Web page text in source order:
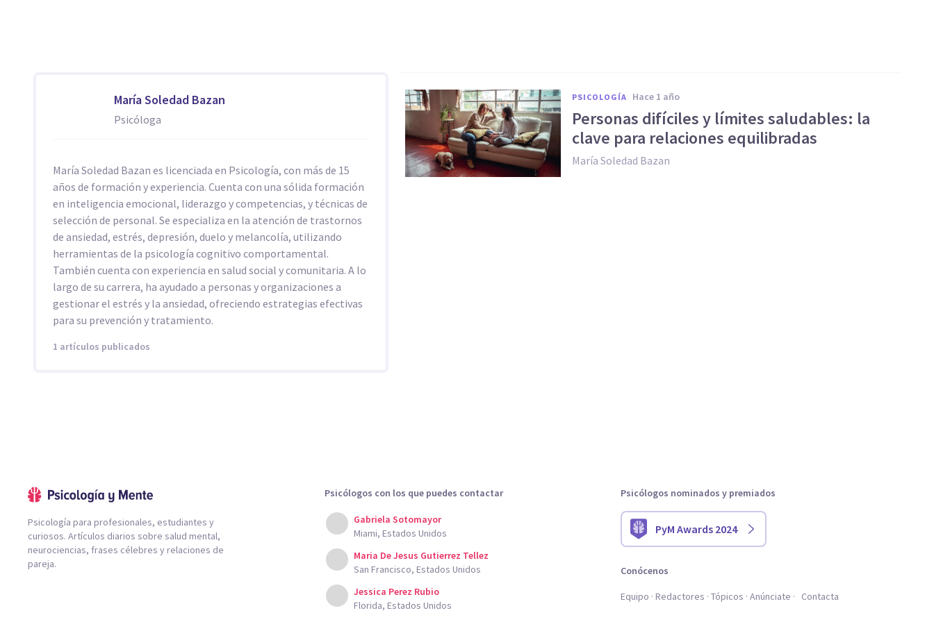
María Soledad Bazan
Psicóloga
María Soledad Bazan es licenciada en Psicología, con más de 15
años de formación y experiencia. Cuenta con una sólida formación
en inteligencia emocional, liderazgo y competencias, y técnicas de
selección de personal. Se especializa en la atención de trastornos
de ansiedad, estrés, depresión, duelo y melancolía, utilizando
herramientas de la psicología cognitivo comportamental.
También cuenta con experiencia en salud social y comunitaria. A lo
largo de su carrera, ha ayudado a personas y organizaciones a
gestionar el estrés y la ansiedad, ofreciendo estrategias efectivas
para su prevención y tratamiento.
1 artículos publicados
PSICOLOGÍA hace 1 año
Personas difíciles y límites saludables: la
clave para relaciones equilibradas
María Soledad Bazan
Psicología para profesionales, estudiantes y
curiosos. Artículos diarios sobre salud mental,
neurociencias, frases célebres y relaciones de
pareja.
Psicólogos con los que puedes contactar
Gabriela Sotomayor
Miami, Estados Unidos
Maria De Jesus Gutierrez Tellez
San Francisco, Estados Unidos
Jessica Perez Rubio
Florida, Estados Unidos
Psicólogos nominados y premiados
PyM Awards 2024
Conócenos
Equipo Redactores Tópicos Anúnciate Contacta